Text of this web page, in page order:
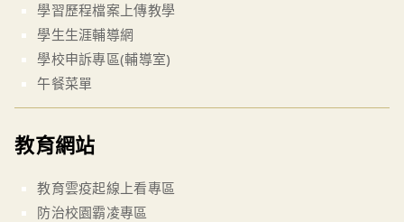
學習歷程檔案上傳教學
學生生涯輔導網
學校申訴專區(輔導室)
午餐菜單
教育網站
教育雲疫起線上看專區
防治校園霸凌專區